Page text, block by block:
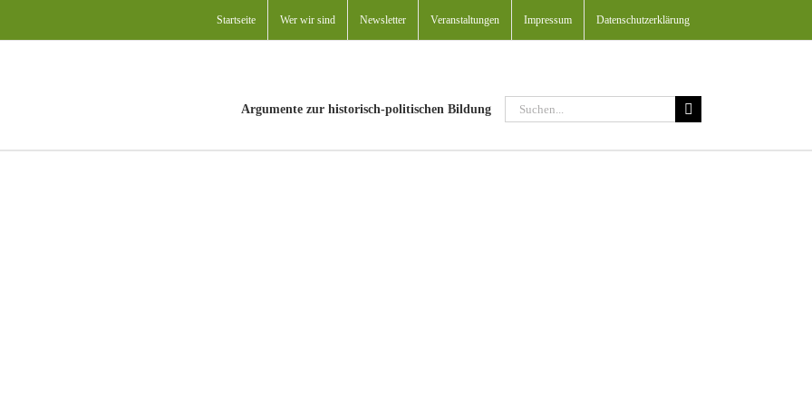
Startseite Wer wir sind Newsletter Veranstaltungen Impressum Datenschutzerklärung
Argumente zur historisch-politischen Bildung
Suche
nach: